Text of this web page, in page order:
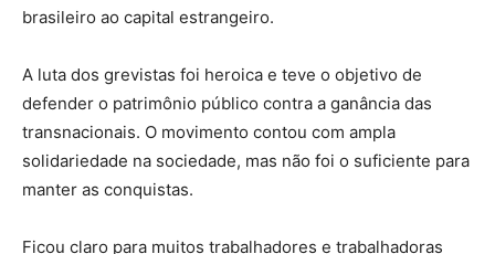
brasileiro ao capital estrangeiro.
A luta dos grevistas foi heroica e teve o objetivo de
defender o patrimônio público contra a ganância das
transnacionais. O movimento contou com ampla
solidariedade na sociedade, mas não foi o suficiente para
manter as conquistas.
Ficou claro para muitos trabalhadores e trabalhadoras